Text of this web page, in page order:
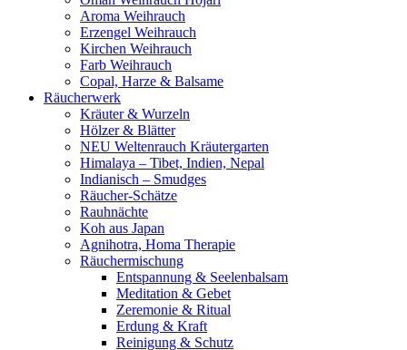
Aroma Weihrauch
Erzengel Weihrauch
Kirchen Weihrauch
Farb Weihrauch
Copal, Harze & Balsame
Räucherwerk
Kräuter & Wurzeln
Hölzer & Blätter
NEU Weltenrauch Kräutergarten
Himalaya – Tibet, Indien, Nepal
Indianisch – Smudges
Räucher-Schätze
Rauhnächte
Koh aus Japan
Agnihotra, Homa Therapie
Räuchermischung
Entspannung & Seelenbalsam
Meditation & Gebet
Zeremonie & Ritual
Erdung & Kraft
Reinigung & Schutz